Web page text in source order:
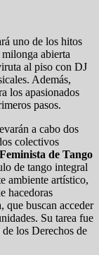
uno de los hitos
milonga abierta
al piso con DJ
Además,
los apasionados
pasos.
a cabo dos
colectivos
de Tango
de tango integral
ambiente artístico,
hacedoras
que buscan acceder
Su tarea fue
los Derechos de